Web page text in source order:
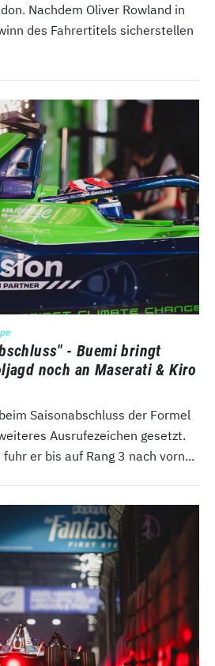
Nachdem Oliver Rowland in
des Fahrertitels sicherstellen
- Buemi bringt
noch an Maserati & Kiro
Saisonabschluss der Formel
Ausrufezeichen gesetzt.
er bis auf Rang 3 nach vorn...